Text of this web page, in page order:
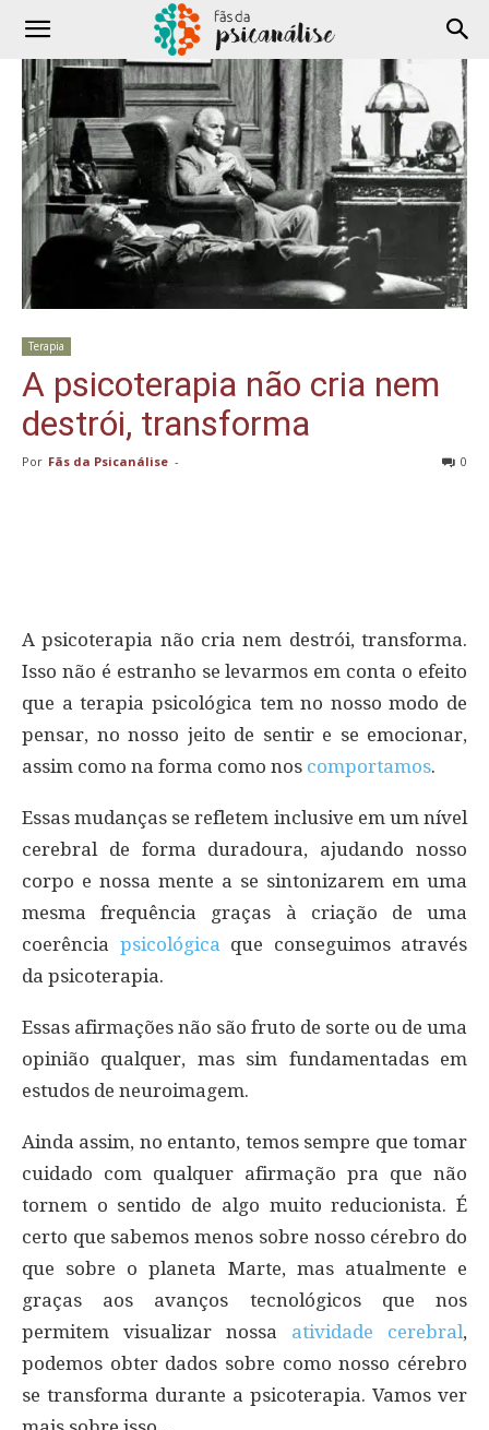
Terapia
A psicoterapia não cria nem
destrói, transforma
Por Fãs da Psicanálise - 0
A psicoterapia não cria nem destrói, transforma.
Isso não é estranho se levarmos em conta o efeito
que a terapia psicológica tem no nosso modo de
pensar, no nosso jeito de sentir e se emocionar,
assim como na forma como nos comportamos.
Essas mudanças se refletem inclusive em um nível
cerebral de forma duradoura, ajudando nosso
corpo e nossa mente a se sintonizarem em uma
mesma frequência graças à criação de uma
coerência psicológica que conseguimos através
da psicoterapia.
Essas afirmações não são fruto de sorte ou de uma
opinião qualquer, mas sim fundamentadas em
estudos de neuroimagem.
Ainda assim, no entanto, temos sempre que tomar
cuidado com qualquer afirmação pra que não
tornem o sentido de algo muito reducionista. É
certo que sabemos menos sobre nosso cérebro do
que sobre o planeta Marte, mas atualmente e
graças aos avanços tecnológicos que nos
permitem visualizar nossa atividade cerebral,
podemos obter dados sobre como nosso cérebro
se transforma durante a psicoterapia. Vamos ver